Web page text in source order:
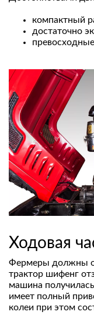
компактный
достаточно
Ходовая
Фермеры должны
трактор шифенг
машина
имеет полный
колеи при этом